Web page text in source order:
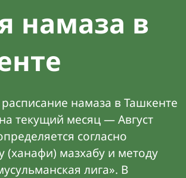
намаза в
намаза в Ташкенте
текущий месяц — Август
согласно
(ханафи) мазхабу и методу
лига». В